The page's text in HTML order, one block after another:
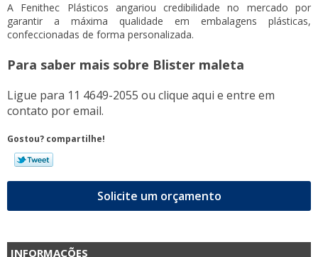
A Fenithec Plásticos angariou credibilidade no mercado por
garantir a máxima qualidade em embalagens plásticas,
confeccionadas de forma personalizada.
Para saber mais sobre Blister maleta
Ligue para 11 4649-2055 ou clique aqui e entre em
contato por email.
Gostou? compartilhe!
Solicite um orçamento
INFORMAÇÕES